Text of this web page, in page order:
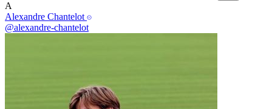
A
Alexandre Chantelot
@alexandre-chantelot